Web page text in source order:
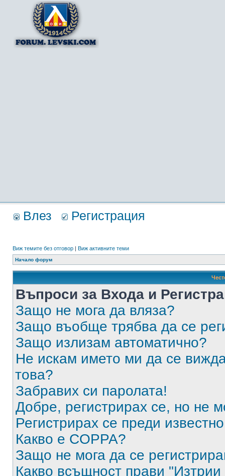
Влез Регистрация
Виж темите без отговор | Виж активните теми
Начало форум
Въпроси за Входа и
Защо не мога да вляза?
Защо въобще трябва да се
Защо излизам автоматично?
Не искам името ми да се
това?
Забравих си паролата!
Добре, регистрирах се, но не
Регистрирах се преди
Какво е COPPA?
Защо не мога да се
Какво всъщност прави "Изтрии